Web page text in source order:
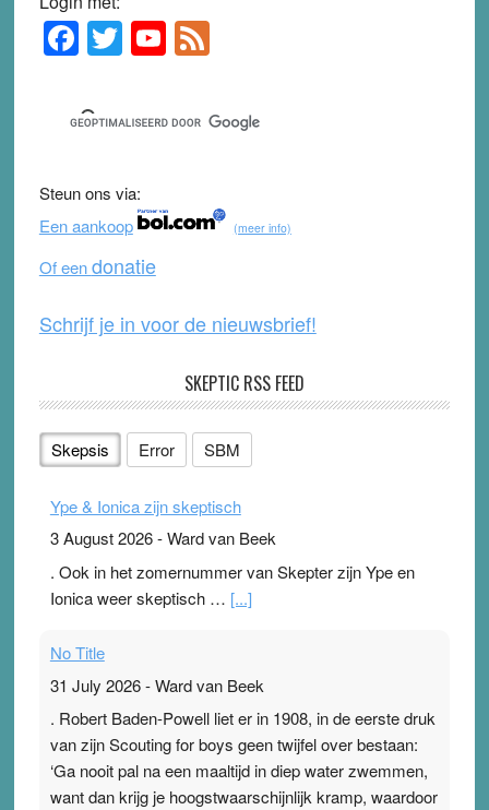
Primary
Sidebar
F
a
c
e
b
o
o
k
T
wi
tt
er
Y
o
u
T
b
e
F
e
d
Steun ons via:
Een aankoop
(meer info)
Of eendonatie
Schrijf je in voor de nieuwsbrief!
SKEPTIC RSS FEED
Skepsis Error SBM
Ype & Ionica zijn skeptisch
3 August 2026-Ward van Beek
. Ook in het zomernummer van Skepter zijn Ype en
Ionica weer skeptisch … [...]
No Title
31 July 2026-Ward van Beek
. Robert Baden-Powell liet er in 1908, in de eerste druk
van zijn Scouting for boys geen twijfel over bestaan:
‘Ga nooit pal na een maaltijd in diep water zwemmen,
want dan krijg je hoogstwaarschijnlijk kramp, waardoor